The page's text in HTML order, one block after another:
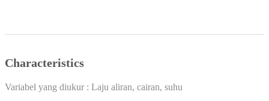
Characteristics
Variabel yang diukur : Laju aliran, cairan, suhu